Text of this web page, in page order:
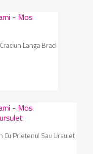
Langa Brad
Cu Prietenul Sau Ursulet